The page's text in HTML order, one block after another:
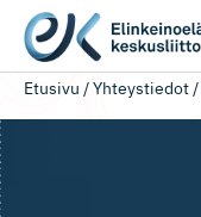
Etusivu /Yhteystiedot/